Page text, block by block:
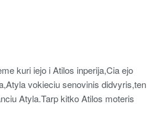
kuri iejo i Atilos inperija,Cia ejo
vokieciu senovinis didvyris,ten
Atyla.Tarp kitko Atilos moteris